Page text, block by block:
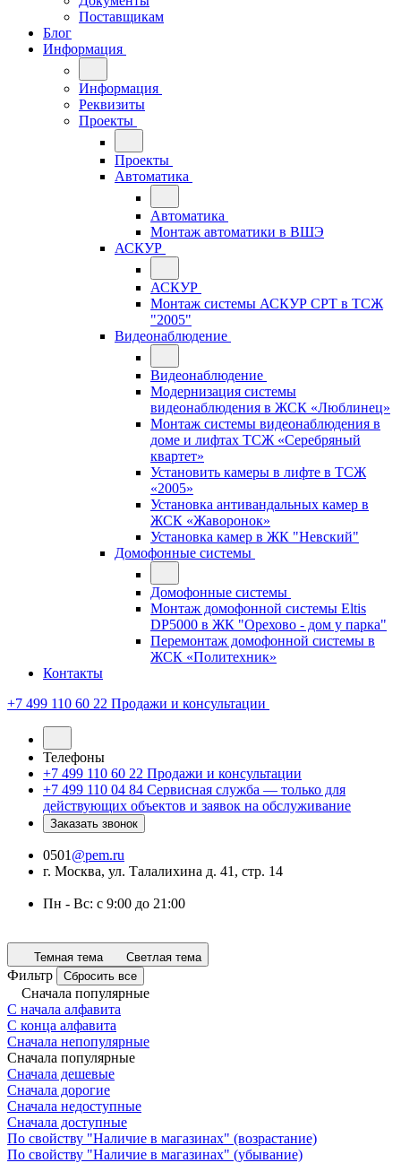
Поставщикам
Блог
Информация
Информация
Реквизиты
Проекты
Проекты
Автоматика
Автоматика
Монтаж автоматики в ВШЭ
АСКУР
АСКУР
Монтаж системы АСКУР СРТ в ТСЖ
"2005"
Видеонаблюдение
Видеонаблюдение
Модернизация системы
видеонаблюдения в ЖСК «Люблинец»
Монтаж системы видеонаблюдения в
доме и лифтах ТСЖ «Серебряный
квартет»
Установить камеры в лифте в ТСЖ
«2005»
Установка антивандальных камер в
ЖСК «Жаворонок»
Установка камер в ЖК "Невский"
Домофонные системы
Домофонные системы
Монтаж домофонной системы Eltis
DP5000 в ЖК "Орехово - дом у парка"
Перемонтаж домофонной системы в
ЖСК «Политехник»
Контакты
+7 499 110 60 22 Продажи и консультации
Телефоны
+7 499 110 60 22 Продажи и консультации
+7 499 110 04 84 Сервисная служба — только для
действующих объектов и заявок на обслуживание
Заказать звонок
0501 @pem.ru
г. Москва, ул. Талалихина д. 41, стр. 14
Пн - Вс: с 9:00 до 21:00
Темная тема Светлая тема
Фильтр Сбросить все
Сначала популярные
С начала алфавита
С конца алфавита
Сначала непопулярные
Сначала популярные
Сначала дешевые
Сначала дорогие
Сначала недоступные
Сначала доступные
По свойству "Наличие в магазинах" (возрастание)
По свойству "Наличие в магазинах" (убывание)